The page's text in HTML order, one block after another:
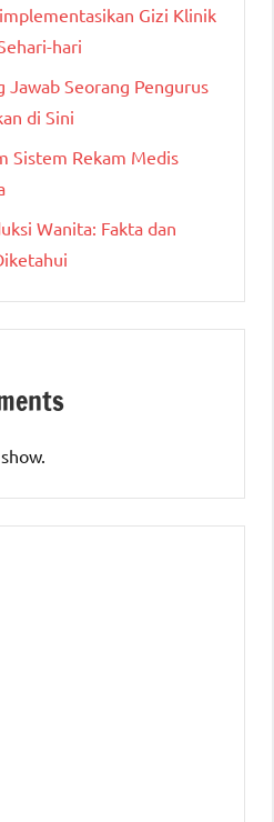
Gizi Klinik
hari
Jawab Seorang Pengurus
di Sini
Sistem Rekam Medis
Wanita: Fakta dan